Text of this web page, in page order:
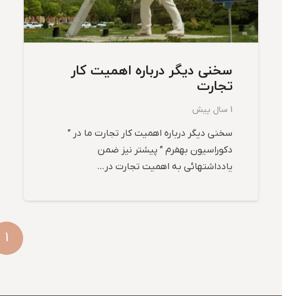
سخنی دیگر درباره اهمیت کار
تجارت
1 سال پیش
سخنی دیگر درباره اهمیت کار تجارت ما در ”
دکوراسیون بهفرم ” پیشتر نیز ضمن
یادداشتهائی به اهمیت تجارت در…
1